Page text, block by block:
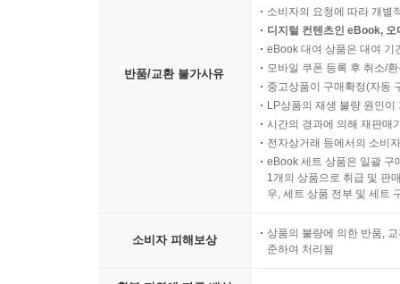
반품/교환 불가사유
소비자의 요청에 따라 개별
디지털 컨텐츠인 eBook,
eBook 대여 상품은 대여 기
모바일 쿠폰 등록 후 취소/
중고상품이 구매확정(자동
LP상품의 재생 불량 원인
시간의 경과에 의해 재판매
전자상거래 등에서의 소비
eBook 세트 상품은 일괄 구
1개의 상품으로 취급 및 판
우, 세트 상품 전부 및 세트
소비자 피해보상
상품의 불량에 의한 반품,
준하여 처리됨